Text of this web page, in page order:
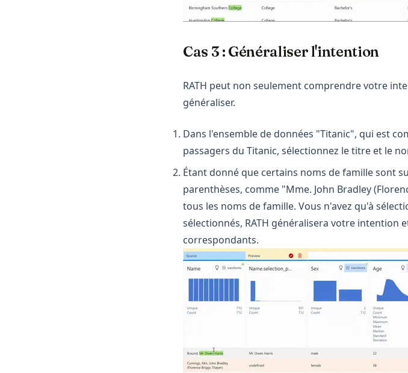
Cas 3 : Généraliser l'intention
RATH peut non seulement comprendre votre
généraliser.
Dans l'ensemble de données "Titanic", qui est
passagers du Titanic, sélectionnez le titre et le
Étant donné que certains noms de famille sont
parenthèses, comme "Mme. John Bradley
tous les noms de famille. Vous n'avez qu'à
sélectionnés, RATH généralisera votre intention
correspondants.